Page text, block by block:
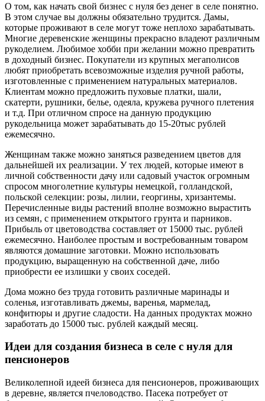
О том, как начать свой бизнес с нуля без денег в селе понятно.
В этом случае вы должны обязательно трудится. Дамы,
которые проживают в селе могут тоже неплохо зарабатывать.
Многие деревенские женщины прекрасно владеют различным
рукоделием. Любимое хобби при желании можно превратить
в доходный бизнес. Покупатели из крупных мегаполисов
любят приобретать всевозможные изделия ручной работы,
изготовленные с применением натуральных материалов.
Клиентам можно предложить пуховые платки, шали,
скатерти, рушники, белье, одеяла, кружева ручного плетения
и т.д. При отличном спросе на данную продукцию
рукодельница может зарабатывать до 15-20тыс рублей
ежемесячно.
Женщинам также можно заняться разведением цветов для
дальнейшей их реализации. У тех людей, которые имеют в
личной собственности дачу или садовый участок огромным
спросом многолетние культуры немецкой, голландской,
польской селекции: розы, лилии, георгины, хризантемы.
Перечисленные виды растений вполне возможно вырастить
из семян, с применением открытого грунта и парников.
Прибыль от цветоводства составляет от 15000 тыс. рублей
ежемесячно. Наиболее простым и востребованным товаром
являются домашние заготовки. Можно использовать
продукцию, выращенную на собственной даче, либо
приобрести ее излишки у своих соседей.
Дома можно без труда готовить различные маринады и
соленья, изготавливать джемы, варенья, мармелад,
конфитюры и другие сладости. На данных продуктах можно
заработать до 15000 тыс. рублей каждый месяц.
Идеи для создания бизнеса в селе с нуля для
пенсионеров
Великолепной идеей бизнеса для пенсионеров, проживающих
в деревне, является пчеловодство. Пасека потребует от